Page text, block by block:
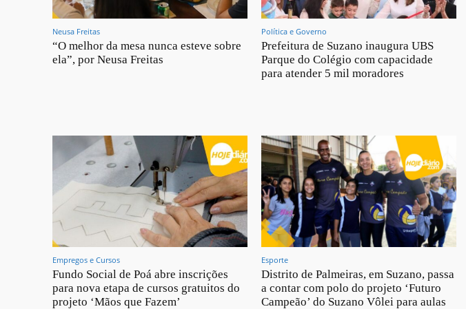
Neusa Freitas
“O melhor da mesa nunca esteve sobre
ela”, por Neusa Freitas
Política e Governo
Prefeitura de Suzano inaugura UBS
Parque do Colégio com capacidade
para atender 5 mil moradores
Empregos e Cursos
Fundo Social de Poá abre inscrições
para nova etapa de cursos gratuitos do
projeto ‘Mãos que Fazem’
Esporte
Distrito de Palmeiras, em Suzano, passa
a contar com polo do projeto ‘Futuro
Campeão’ do Suzano Vôlei para aulas